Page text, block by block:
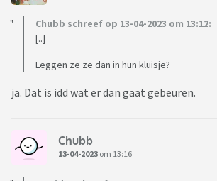
Chubb schreef op 13-04-2023 om 13:12:
[..]
Leggen ze ze dan in hun kluisje?
ja. Dat is idd wat er dan gaat gebeuren.
Chubb
13-04-2023 om 13:16